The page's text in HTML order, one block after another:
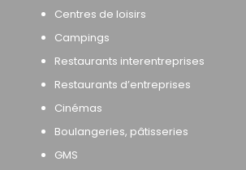
Centres de loisirs
Campings
Restaurants interentreprises
Restaurants d’entreprises
Cinémas
Boulangeries, pâtisseries
GMS